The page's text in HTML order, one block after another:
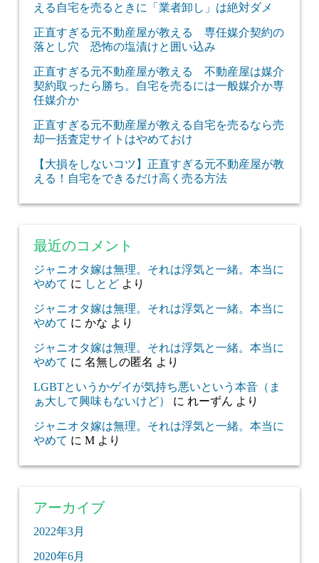
える自宅を売るときに「業者卸し」は絶対ダメ
正直すぎる元不動産屋が教える 専任媒介契約の
落とし穴 恐怖の塩漬けと囲い込み
正直すぎる元不動産屋が教える 不動産屋は媒介
契約取ったら勝ち。自宅を売るには一般媒介か専
任媒介か
正直すぎる元不動産屋が教える自宅を売るなら売
却一括査定サイトはやめておけ
【大損をしないコツ】正直すぎる元不動産屋が教
える！自宅をできるだけ高く売る方法
最近のコメント
ジャニオタ嫁は無理。それは浮気と一緒。本当に
やめて に しとどより
ジャニオタ嫁は無理。それは浮気と一緒。本当に
やめて に かな より
ジャニオタ嫁は無理。それは浮気と一緒。本当に
やめて に 名無しの匿名 より
LGBTというかゲイが気持ち悪いという本音（ま
ぁ大して興味もないけど）
に れーずん より
ジャニオタ嫁は無理。それは浮気と一緒。本当に
やめて に Mより
アーカイブ
2022年3月
2020年6月